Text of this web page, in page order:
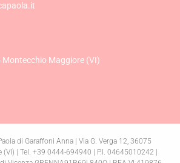
Montecchio Maggiore (VI)
di Garaffoni Anna | Via G. Verga 12, 36075
| Tel. +39 0444-694940 | P.I. 04645010242 |